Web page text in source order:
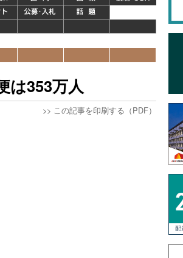
は353万人
>> この記事を印刷する（PDF）